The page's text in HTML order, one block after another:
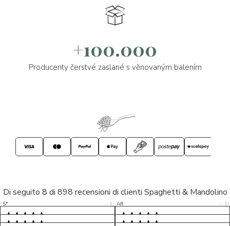
+100.000
Producenty čerstvé zaslané s věnovaným balením
Di seguito 8 di 898 recensioni di clienti Spaghetti & Mandolino
S* 5/5
LP 5/5
M* 5/5
AR 5/5
D* 5/5
S* 5/5